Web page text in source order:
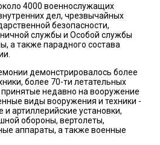
4000 военнослужащих
дел, чрезвычайных
безопасности,
службы и Особой службы
а также парадного состава
демонстрировалось более
более 70-ти летательных
недавно на вооружение
виды вооружения и техники -
и артиллерийские установки,
обороны, вертолеты,
аппараты, а также военные